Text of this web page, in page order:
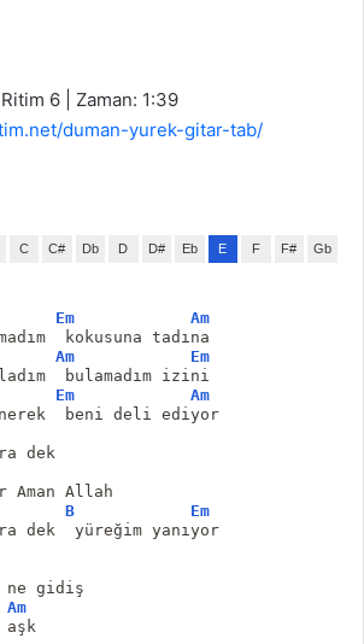
6 | Zaman: 1:39
duman-yurek-gitar-tab/
C C# Db D D# Eb E F F# Gb
Em
Am
kokusuna tadına
Am
Em
bulamadım izini
Em
Am
beni deli ediyor
dek
Aman Allah
B
Em
dek  yüreğim yanıyor
ne gidiş
Am